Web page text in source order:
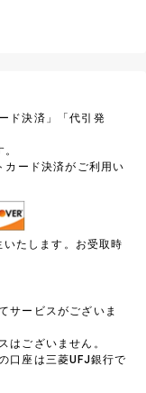
ド決済」「代引発
カード決済がご利用い
たします。お受取時
サービスがございま
はございません。
口座は三菱UFJ銀行で